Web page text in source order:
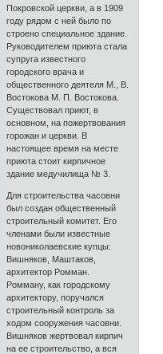
Покровской церкви, а в 1909
году рядом с ней было по
строено специальное здание.
Руководителем приюта стала
супруга известного
городского врача и
общественного деятеля М., В.
Востокова М. П. Востокова.
Существовал приют, в
основном, на пожертвования
горожан и церкви. В
настоящее время на месте
приюта стоит кирпичное
здание медучилища № 3.
Для строительства часовни
был создан общественный
строительный комитет. Его
членами были известные
новониколаевские купцы:
Вишняков, Маштаков,
архитектор Ромман.
Ромману, как городскому
архитектору, поручался
строительный контроль за
ходом сооружения часовни.
Вишняков жертвовал кирпич
на ее строительство, а вся